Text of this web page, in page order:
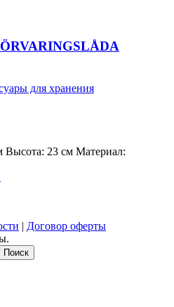
для хранения
23 см Материал:
| Договор оферты
Поиск